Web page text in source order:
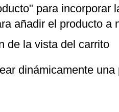
para incorporar
añadir el producto a
de la vista del carrito
dinámicamente